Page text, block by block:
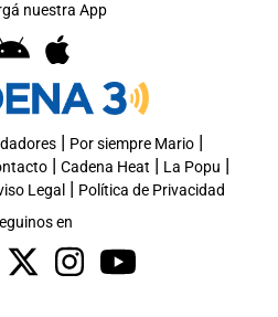
nuestra App
| Por siempre Mario|
| Cadena Heat | La Popu |
Legal | Política de Privacidad
en